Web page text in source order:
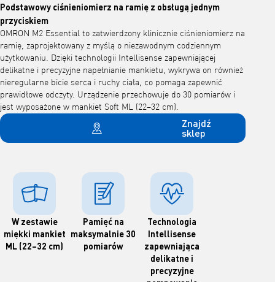
Podstawowy ciśnieniomierz na ramię z obsługą jednym
przyciskiem
OMRON M2 Essential to zatwierdzony klinicznie ciśnieniomierz na
ramię, zaprojektowany z myślą o niezawodnym codziennym
użytkowaniu. Dzięki technologii Intellisense zapewniającej
delikatne i precyzyjne napełnianie mankietu, wykrywa on również
nieregularne bicie serca i ruchy ciała, co pomaga zapewnić
prawidłowe odczyty. Urządzenie przechowuje do 30 pomiarów i
jest wyposażone w mankiet Soft ML (22–32 cm).
Znajdź
sklep
W zestawie
miękki mankiet
ML (22–32 cm)
Pamięć na
maksymalnie 30
pomiarów
Technologia
Intellisense
zapewniająca
delikatne i
precyzyjne